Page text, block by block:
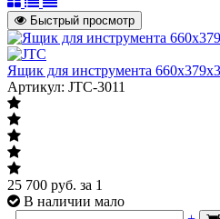
Быстрый просмотр
Ящик для инструмента
Артикул: JTC-3011
25 700 руб. за 1
В наличии мало